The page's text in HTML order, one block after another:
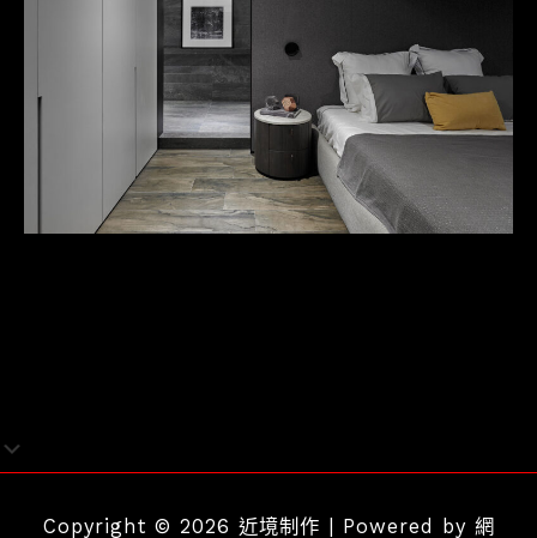
Copyright © 2026 近境制作 | Powered by 網